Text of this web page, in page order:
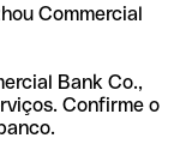
Commercial
Bank Co.,
Confirme o